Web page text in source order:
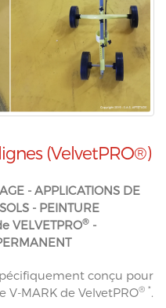
(VelvetPRO®)
- APPLICATIONS DE
- PEINTURE
VELVETPRO® -
conçu pour
MARK de VelvetPRO® *.